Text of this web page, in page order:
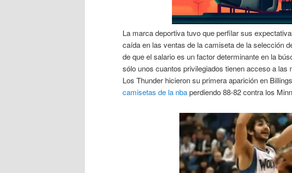
La marca deportiva tuvo que perfilar sus
caída en las ventas de la camiseta de la selección
de que el salario es un factor determinante en la
sólo unos cuantos privilegiados tienen acceso a las
Los Thunder hicieron su primera aparición en
camisetas de la nbaperdiendo 88-82 contra los